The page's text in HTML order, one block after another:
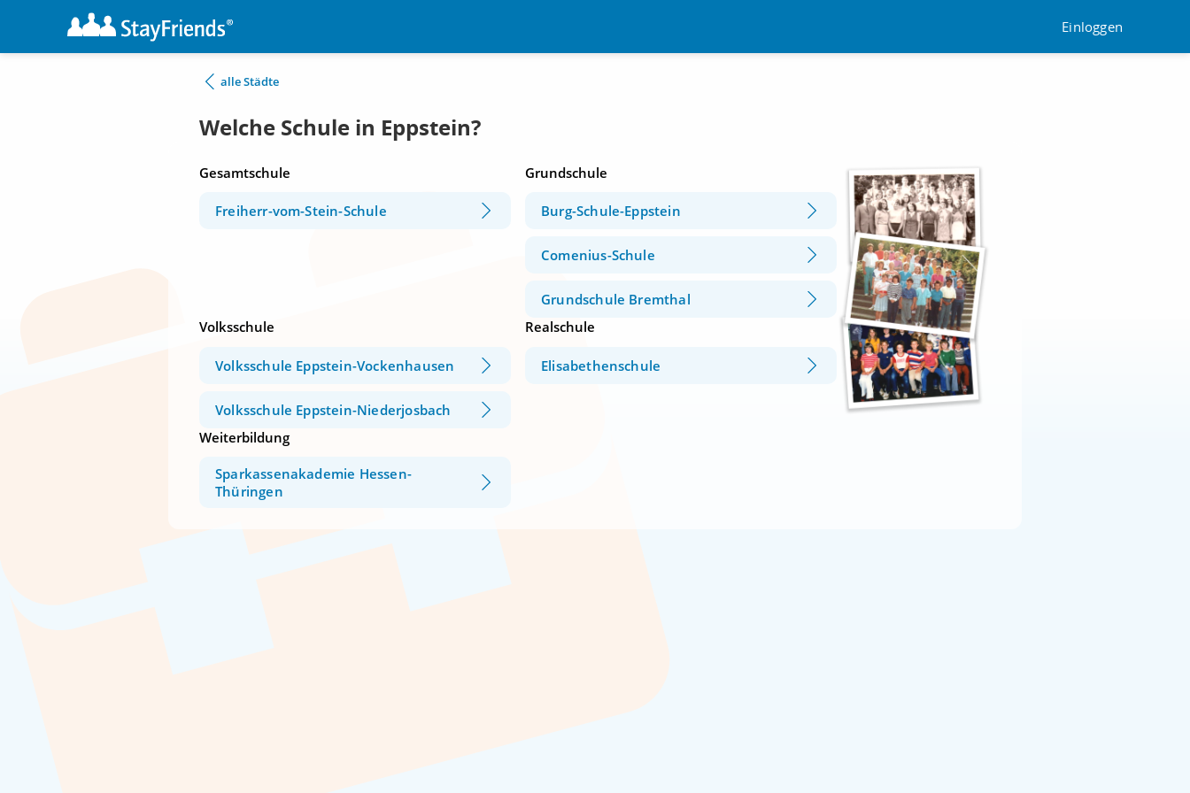
Einloggen
alle Städte
Welche Schule in Eppstein?
Gesamtschule
Freiherr-vom-Stein-Schule
Grundschule
Burg-Schule-Eppstein
Comenius-Schule
Grundschule Bremthal
Volksschule
Volksschule Eppstein-Vockenhausen
Volksschule Eppstein-Niederjosbach
Realschule
Elisabethenschule
Weiterbildung
Sparkassenakademie Hessen-
Thüringen